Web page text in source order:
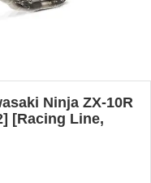
Ninja ZX-10R
[Racing Line,